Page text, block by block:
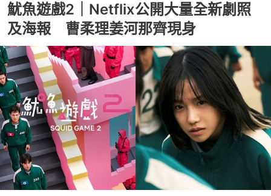
魷魚遊戲2｜Netflix公開大量全新劇照
及海報 曹柔理姜河那齊現身